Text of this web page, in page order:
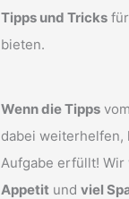
Tipps und Tricks für
bieten.
Wenn die Tipps vom
dabei weiterhelfen,
Aufgabe erfüllt! Wir
Appetit und viel